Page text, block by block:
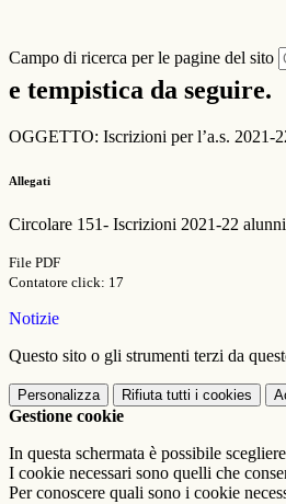
Campo di ricerca per le pagine del sito
e tempistica da seguire.
OGGETTO: Iscrizioni per l’a.s. 2021-
Allegati
Circolare 151- Iscrizioni 2021-22
File PDF
Contatore click: 17
Notizie
Questo sito o gli strumenti terzi da
Personalizza Rifiuta tutti i cookies
Gestione cookie
In questa schermata è possibile
I cookie necessari sono quelli che
Per conoscere quali sono i cookie